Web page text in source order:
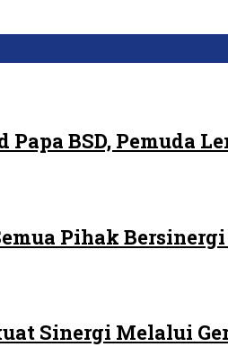
Papa BSD, Pemuda
Pihak
Sinergi Melalui